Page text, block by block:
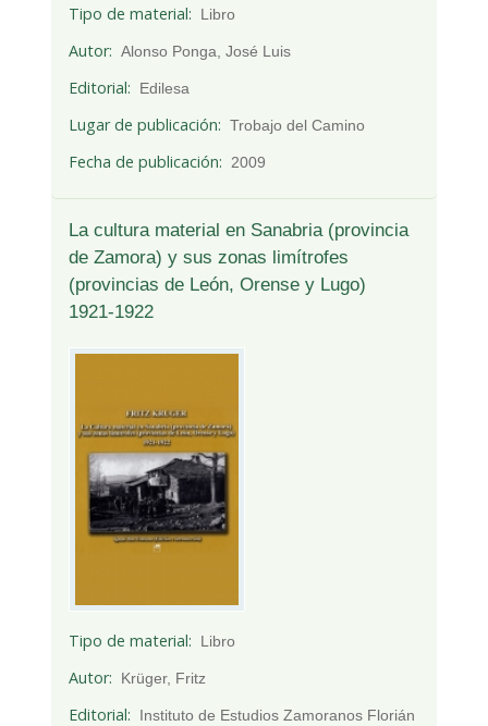
Tipo de material Libro
Autor Alonso Ponga, José Luis
Editorial Edilesa
Lugar de publicación Trobajo del Camino
Fecha de publicación 2009
La cultura material en Sanabria (provincia
de Zamora) y sus zonas limítrofes
(provincias de León, Orense y Lugo)
1921-1922
Tipo de material Libro
Autor Krüger, Fritz
Editorial
Instituto de Estudios Zamoranos Florián